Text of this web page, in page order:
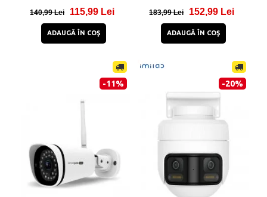
140,99 Lei 115,99 Lei
ADAUGĂ ÎN COŞ
183,99 Lei 152,99 Lei
ADAUGĂ ÎN COŞ
-11% -20%